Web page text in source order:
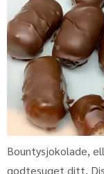
Bountysjokolade,
godtesuget ditt.